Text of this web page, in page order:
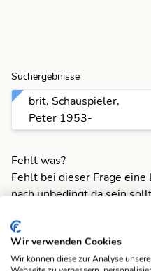
Suchergebnisse
brit. Schauspieler,
Peter 1953-
Fehlt was?
Fehlt bei dieser Frage
nach unbedingt da sein
hinzu und bereichere
Mach mit und registriere dich!
Wir verwenden Cookies
Wir können diese zur Analyse